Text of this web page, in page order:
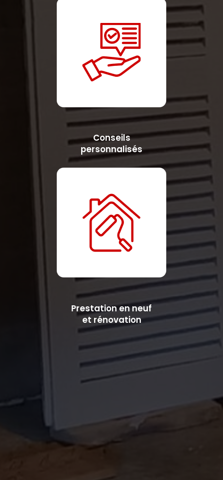
Conseils
personnalisés
Prestation en neuf
et rénovation